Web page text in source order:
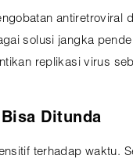
solusi jangka
replikasi virus
Ditunda
terhadap waktu.